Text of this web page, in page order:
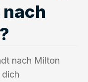
nach Milton
dich